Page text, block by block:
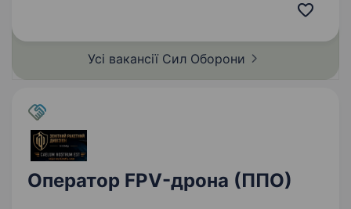
та приймати…
Усі вакансії Сил Оборони
Оператор FPV-дрона (ППО)